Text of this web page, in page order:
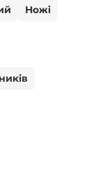
Ножі